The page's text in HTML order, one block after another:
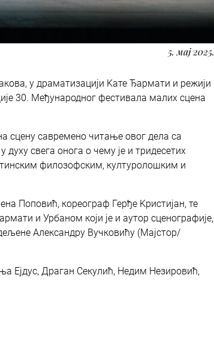
5. мај 2025.
у драматизацији Kате Ђармати и режији
30. Међународног фестивала малих сцена
сцену савремено читање овог дела са
свега онога о чему је и тридесетих
филозофским, културолошким и
Поповић, кореограф Герђе Kристијан, те
и Урбаном који је и аутор сценографије,
Александру Вучковићу (Мајстор/
Ејдус, Драган Секулић, Недим Незировић,